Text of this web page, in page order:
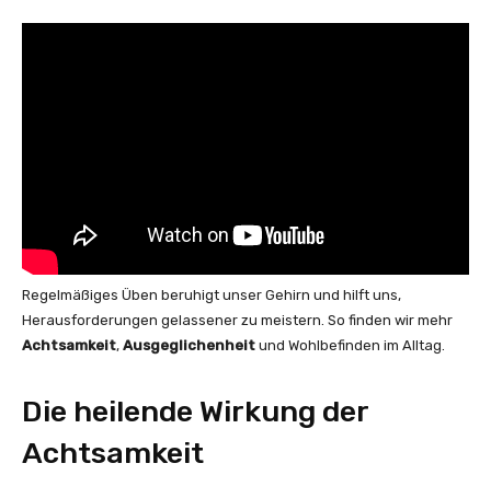
Regelmäßiges Üben beruhigt unser Gehirn und hilft uns,
Herausforderungen gelassener zu meistern. So finden wir mehr
Achtsamkeit, Ausgeglichenheit und Wohlbefinden im Alltag.
Die heilende Wirkung der
Achtsamkeit